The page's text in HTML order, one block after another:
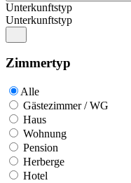
Unterkunftstyp
Unterkunftstyp
Zimmertyp
Alle
Gästezimmer / WG
Haus
Wohnung
Pension
Herberge
Hotel